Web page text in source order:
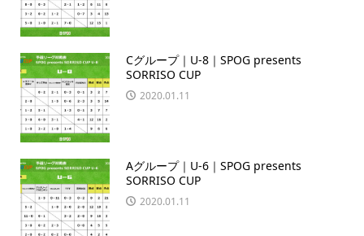
Cグループ｜U-8｜SPOG presents
SORRISO CUP
2020.01.11
Aグループ｜U-6｜SPOG presents
SORRISO CUP
2020.01.11